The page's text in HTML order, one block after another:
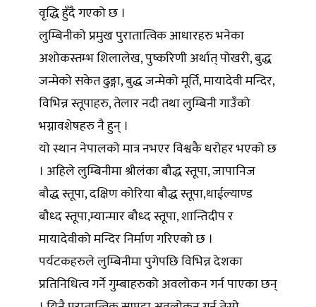
वृद्धि हुँदै गएको छ ।
लुम्बिनीको प्रमुख पुरातात्विक आधारहरु भनेका
अशोकस्तम्भ शिलालेख, पुष्करिणी अर्थात् पोखरी, बुद्ध
जन्मेको सकेत ढुङ्गा, बुद्ध जन्मेको मूर्ति, मायादेवी मन्दिर,
विभिन्न स्तूपाहरु, तेलार नदी तथा लुम्बिनी गाउँको
भग्नावशेषहरु नै हुन् ।
यो स्थान नेपालको मात्र नभएर विश्वकै धरोहर भएको छ
। अहिले लुम्बिनीमा श्रीलंका बौद्ध स्तूपा, जापानिज
बौद्ध स्तूपा, दक्षिण कोरिया बौद्ध स्तूपा,थाईल्याण्ड
बौध्द स्तूपा,म्यान्मार बौध्द स्तूपा, शान्तिदीप र
मायादेवीको मन्दिर निर्माण गरिएको छ ।
पर्यटकहरुले लुम्बिनीमा पुगेपछि विभिन्न देशका
प्रतिनिधित्व गर्ने गुम्बाहरुको अवलोकन गर्न पाएका छन्